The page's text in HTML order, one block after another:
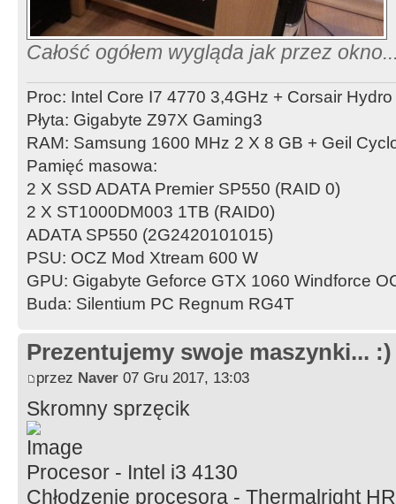
Całość ogółem wygląda jak przez
Proc: Intel Core I7 4770 3,4GHz + Corsair
Płyta: Gigabyte Z97X Gaming3
RAM: Samsung 1600 MHz 2 X 8 GB + Geil
Pamięć masowa:
2 X SSD ADATA Premier SP550 (RAID 0)
2 X ST1000DM003 1TB (RAID0)
ADATA SP550 (2G2420101015)
PSU: OCZ Mod Xtream 600 W
GPU: Gigabyte Geforce GTX 1060 Windforce
Buda: Silentium PC Regnum RG4T
Prezentujemy swoje maszynki... :)
przez Naver 07 Gru 2017, 13:03
Skromny sprzęcik
Procesor - Intel i3 4130
Chłodzenie procesora - Thermalright